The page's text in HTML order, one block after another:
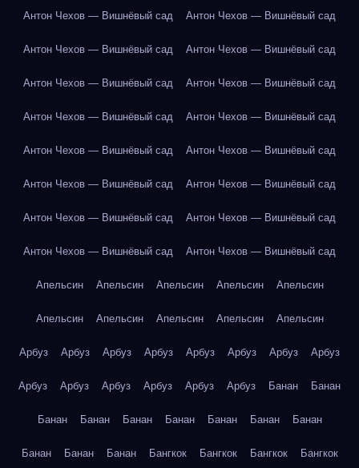
Антон Чехов — Вишнёвый сад Антон Чехов — Вишнёвый сад
Антон Чехов — Вишнёвый сад Антон Чехов — Вишнёвый сад
Антон Чехов — Вишнёвый сад Антон Чехов — Вишнёвый сад
Антон Чехов — Вишнёвый сад Антон Чехов — Вишнёвый сад
Антон Чехов — Вишнёвый сад Антон Чехов — Вишнёвый сад
Антон Чехов — Вишнёвый сад Антон Чехов — Вишнёвый сад
Антон Чехов — Вишнёвый сад Антон Чехов — Вишнёвый сад
Антон Чехов — Вишнёвый сад Антон Чехов — Вишнёвый сад
Апельсин Апельсин Апельсин Апельсин Апельсин
Апельсин Апельсин Апельсин Апельсин Апельсин
Арбуз Арбуз Арбуз Арбуз Арбуз Арбуз Арбуз Арбуз
Арбуз Арбуз Арбуз Арбуз Арбуз Арбуз Банан Банан
Банан Банан Банан Банан Банан Банан Банан
Банан Банан Банан Бангкок Бангкок Бангкок Бангкок